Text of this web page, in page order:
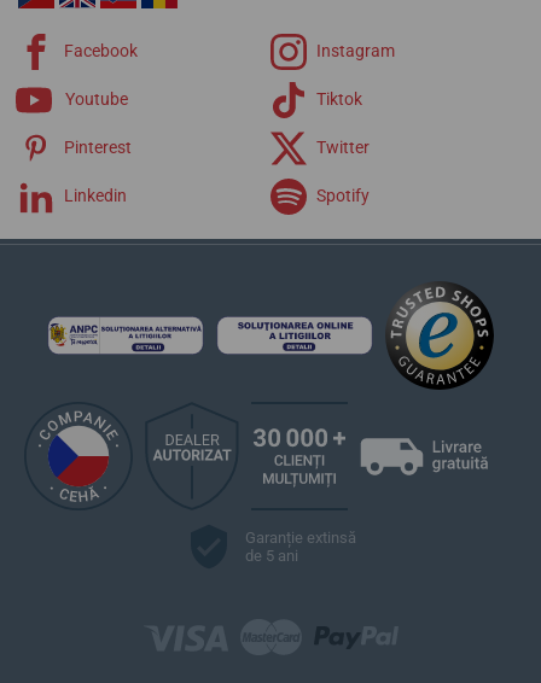
Facebook Instagram
Youtube Tiktok
Pinterest Twitter
Linkedin Spotify
Garanție extinsă
de 5 ani